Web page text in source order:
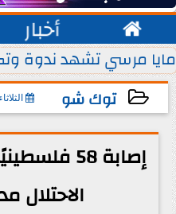
 أخبار
يوليو من كل عام
مايا مرسي تشهد ندوة
توك شو الثلاثاء، 26
2025-08-26 16:56:00
إصابة 58
الاحتلال